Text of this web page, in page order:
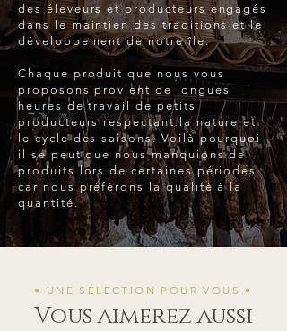
des éleveurs et producteurs engagés
dans le maintien des traditions et le
développement de notre île.
Chaque produit que nous vous
proposons provient de longues
heures de travail de petits
producteurs respectant la nature et
le cycle des saisons. Voilà pourquoi
il se peut que nous manquions de
produits lors de certaines périodes
car nous préférons la qualité à la
quantité.
• UNE SÉLECTION POUR VOUS •
Vous aimerez aussi